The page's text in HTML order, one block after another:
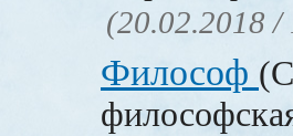
(20.02.2018 /
Философ